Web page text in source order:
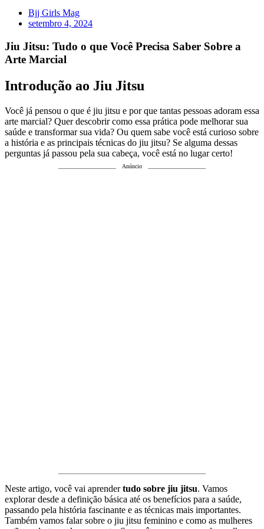
Bjj Girls Mag
setembro 4, 2024
Jiu Jitsu: Tudo o que Você Precisa Saber Sobre a
Arte Marcial
Introdução ao Jiu Jitsu
Você já pensou o que é jiu jitsu e por que tantas pessoas adoram essa
arte marcial? Quer descobrir como essa prática pode melhorar sua
saúde e transformar sua vida? Ou quem sabe você está curioso sobre
a história e as principais técnicas do jiu jitsu? Se alguma dessas
perguntas já passou pela sua cabeça, você está no lugar certo!
Anúncio
Neste artigo, você vai aprendertudo sobre jiu jitsu. Vamos
explorar desde a definição básica até os benefícios para a saúde,
passando pela história fascinante e as técnicas mais importantes.
Também vamos falar sobre o jiu jitsu feminino e como as mulheres